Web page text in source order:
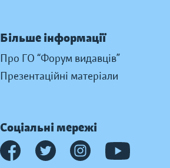
Більше інформації
Про ГО “Форум видавців”
Презентаційні матеріали
Соціальні мережі